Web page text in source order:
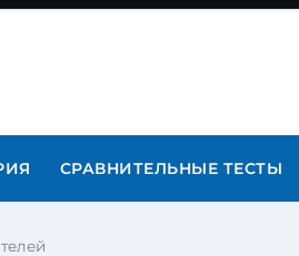
СРАВНИТЕЛЬНЫЕ ТЕСТЫ